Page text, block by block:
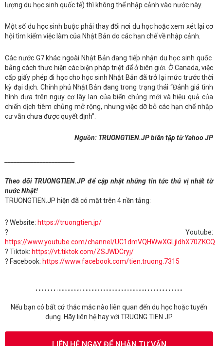
lượng du học sinh quốc tế) thì không thể nhập cảnh vào nước này.
Một số du học sinh buộc phải thay đổi nơi du học hoặc xem xét lại cơ
hội tìm kiếm việc làm của Nhật Bản do các hạn chế về nhập cảnh.
Các nước G7 khác ngoài Nhật Bản đang tiếp nhận du học sinh quốc
bằng cách thực hiện các biện pháp triệt để ở biên giới. Ở Canada, việc
cấp giấy phép đi học cho học sinh Nhật Bản đã trở lại mức trước thời
kỳ đại dịch. Chính phủ Nhật Bản đang trong trạng thái “Đánh giá tình
hình dựa trên nguy cơ lây lan của biến chủng mới và hiệu quả của
chiến dịch tiêm chủng mở rộng, nhưng việc dỡ bỏ các hạn chế nhập
cư vẫn chưa được quyết định”.
Nguồn: TRUONGTIEN.JP biên tập từ Yahoo JP
Theo dõi TRUONGTIEN.JP để cập nhật những tin tức thú vị nhất từ
nước Nhật!
TRUONGTIEN.JP hiện đã có mặt trên 4 nền tảng:
? Website: https://truongtien.jp/
? Youtube:
https://www.youtube.com/channel/UC1dmVQHWwXGLjldhX70ZKCQ
? Tiktok: https://vt.tiktok.com/ZSJWDCryj/
? Facebook: https://www.facebook.com/tien.truong.7315
Nếu bạn có bất cứ thắc mắc nào liên quan đến du học hoặc tuyển
dụng. Hãy liên hệ hay với TRUONG TIEN JP